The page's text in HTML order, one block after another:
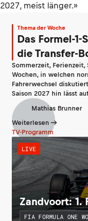
2027, meist länger.»
Thema der Woche
Das Formel-
die Transfer-
Sommerzeit, Ferienzeit,
Wochen, in welchen
Fahrerwechsel
Saison 2027 hin lässt
Mathias Brunner
Weiterlesen
TV-Programm
LIVE
Zandvoort: 1.
FIA FORMULA ONE